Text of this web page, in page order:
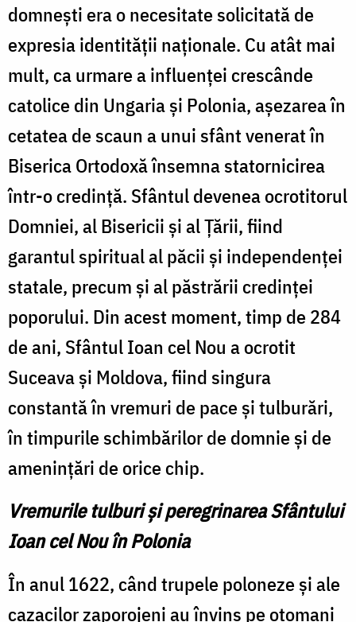
domnești era o necesitate solicitată de
expresia identității naționale. Cu atât mai
mult, ca urmare a influenței crescânde
catolice din Ungaria și Polonia, așezarea în
cetatea de scaun a unui sfânt venerat în
Biserica Ortodoxă însemna statornicirea
într-o credință. Sfântul devenea ocrotitorul
Domniei, al Bisericii și al Țării, fiind
garantul spiritual al păcii și independenței
statale, precum și al păstrării credinței
poporului. Din acest moment, timp de 284
de ani, Sfântul Ioan cel Nou a ocrotit
Suceava și Moldova, fiind singura
constantă în vremuri de pace și tulburări,
în timpurile schimbărilor de domnie și de
amenințări de orice chip.
Vremurile tulburi și peregrinarea Sfântului
Ioan cel Nou în Polonia
În anul 1622, când trupele poloneze și ale
cazacilor zaporojeni au învins pe otomani